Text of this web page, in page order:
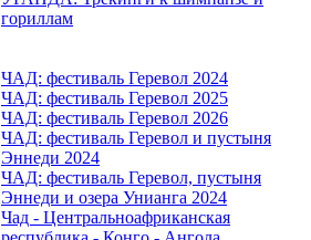
гориллам
ЧАД: фестиваль Геревол 2024
ЧАД: фестиваль Геревол 2025
ЧАД: фестиваль Геревол 2026
ЧАД: фестиваль Геревол и пустыня
Эннеди 2024
ЧАД: фестиваль Геревол, пустыня
Эннеди и озера Унианга 2024
Чад - Центральноафриканская